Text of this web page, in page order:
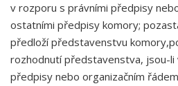
v rozporu s právními předpisy
ostatními předpisy komory;
předloží představenstvu
rozhodnutí představenstva, jsou-li
předpisy nebo organizačním